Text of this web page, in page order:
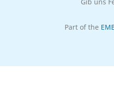
Part of the